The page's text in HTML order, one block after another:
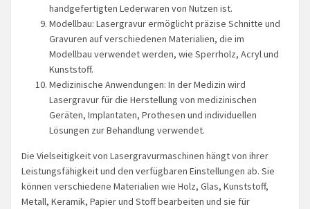
handgefertigten Lederwaren von Nutzen ist.
Modellbau: Lasergravur ermöglicht präzise Schnitte und
Gravuren auf verschiedenen Materialien, die im
Modellbau verwendet werden, wie Sperrholz, Acryl und
Kunststoff.
Medizinische Anwendungen: In der Medizin wird
Lasergravur für die Herstellung von medizinischen
Geräten, Implantaten, Prothesen und individuellen
Lösungen zur Behandlung verwendet.
Die Vielseitigkeit von Lasergravurmaschinen hängt von ihrer
Leistungsfähigkeit und den verfügbaren Einstellungen ab. Sie
können verschiedene Materialien wie Holz, Glas, Kunststoff,
Metall, Keramik, Papier und Stoff bearbeiten und sie für